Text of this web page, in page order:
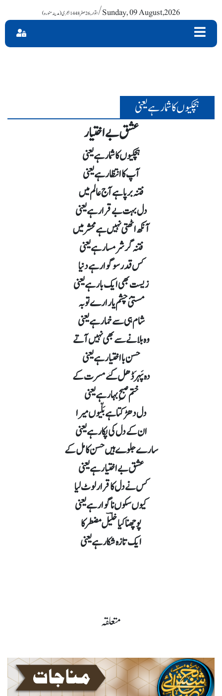
اتوار , 26 صفر 1448 ہجری (مدینہ منورہ)/ Sunday, 09 August,2026
ہچکیوں کا شمار ہے یعنی
عشق بے اختیار
ہچکیوں کا شمار ہے یعنی
آپ کا انتظار ہے یعنی
فتنہ برپا ہے آج عالم میں
دل بہت بے قرار ہے یعنی
آنکھ اٹھتی نہیں ہے محشر میں
فتنہ گر شرمسار ہے یعنی
کس قدر سوگوار ہے دنیا
زیست بھی ایک بار ہے یعنی
مستئ چشم یار ارے توبہ
شام ہی سے خمار ہے یعنی
وہ بلانے سے بھی نہیں آتے
حسن بااختیار ہے یعنی
دہ پَہرَ ڈھل گئے مسرت کے
ختم صبحِ بہار ہے یعنی
دل دھڑکتا ہے بَلّیوں میرا
ان کے دل کی پکار ہے یعنی
سارے جلوے ہیں حسن کامل کے
عشق بے اختیار ہے یعنی
کس نے دل کا قرار لوٹ لیا
کیوں سکوں ناگوار ہے یعنی
پوچھنا کیا خلیؔل مضطر کا
ایک تازہ شکار ہے یعنی
متعلقہ